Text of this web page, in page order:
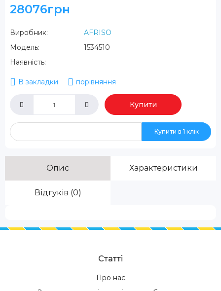
28076грн
Виробник:
AFRISO
Модель:
1534510
Наявність:
В закладки порівняння
Купити
Купити в 1 клік
Опис Характеристики
Відгуків (0)
Статті
Про нас